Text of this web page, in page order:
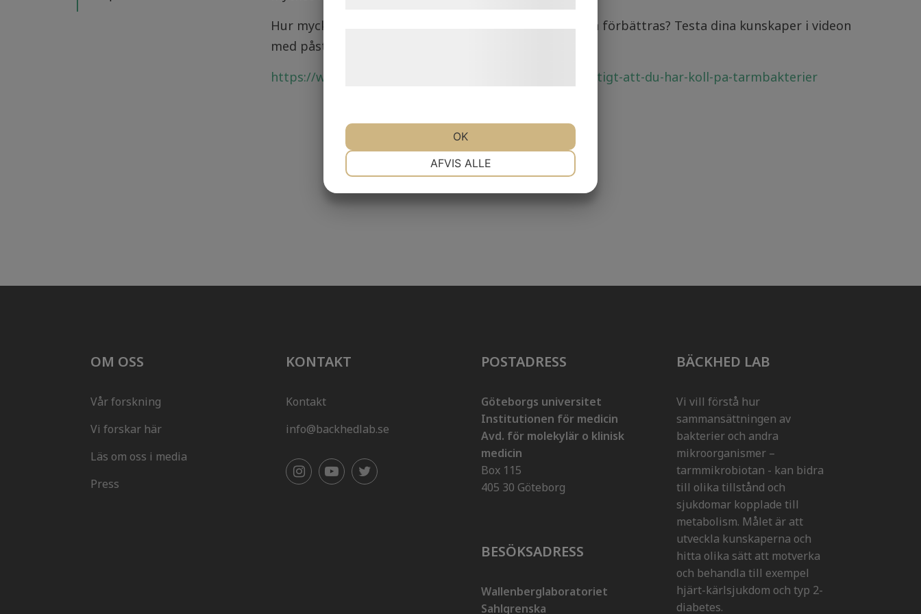
Hur mycket vet du själv om tarmfloran och hur den kan förbättras? Testa dina kunskaper i videon
med påståenden från SVT i "Sant eller falskt".
https://www.svt.se/nyheter/inrikes/darfor-ar-det-sa-viktigt-att-du-har-koll-pa-tarmbakterier
OM OSS
Vår forskning
Vi forskar här
Läs om oss i media
Press
KONTAKT
Kontakt
info@backhedlab.se
POSTADRESS
Göteborgs universitet
Institutionen för medicin
Avd. för molekylär o klinisk
medicin
Box 115
405 30 Göteborg
BESÖKSADRESS
Wallenberglaboratoriet
Sahlgrenska
BÄCKHED LAB
Vi vill förstå hur
sammansättningen av
bakterier och andra
mikroorganismer –
tarmmikrobiotan - kan bidra
till olika tillstånd och
sjukdomar kopplade till
metabolism. Målet är att
utveckla kunskaperna och
hitta olika sätt att motverka
och behandla till exempel
hjärt-kärlsjukdom och typ 2-
diabetes.
AFVIS ALLE
OK